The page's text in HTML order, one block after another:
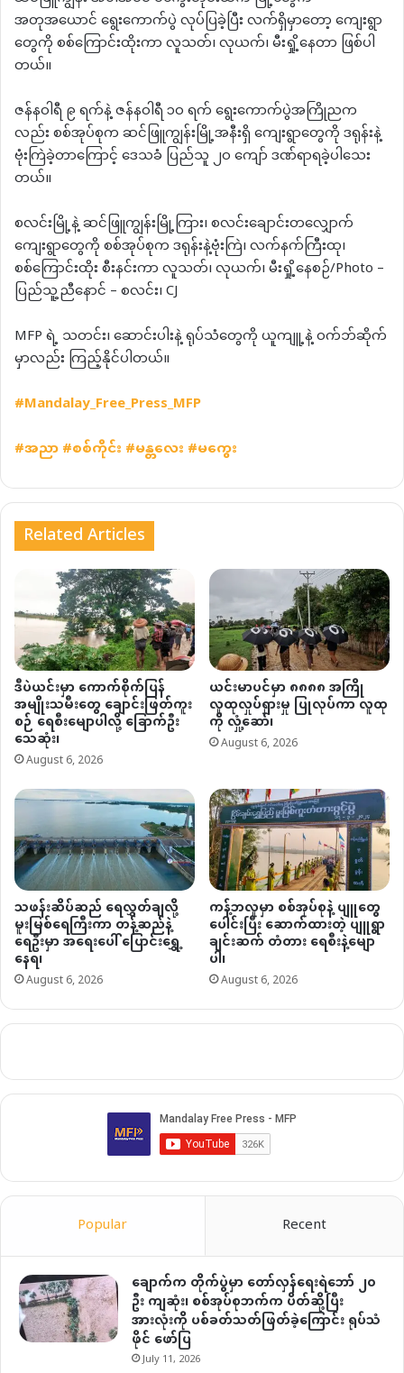
အတုအယောင် ရွေးကောက်ပွဲ လုပ်ပြခဲ့ပြီး လက်ရှိမှာတော့ ကျေးရွာ
တွေကို စစ်ကြောင်းထိုးကာ လူသတ်၊ လုယက်၊ မီးရှို့နေတာ ဖြစ်ပါ
တယ်။
ဇန်နဝါရီ ၉ ရက်နဲ့ ဇန်နဝါရီ ၁၀ ရက် ရွေးကောက်ပွဲအကြိုညက
လည်း စစ်အုပ်စုက ဆင်ဖြူကျွန်းမြို့အနီးရှိ ကျေးရွာတွေကို ဒရုန်းနဲ့
ဗုံးကြဲခဲ့တာကြောင့် ဒေသခံ ပြည်သူ ၂၀ ကျော် ဒဏ်ရာရခဲ့ပါသေး
တယ်။
စလင်းမြို့နဲ့ ဆင်ဖြူကျွန်းမြို့ကြား၊ စလင်းချောင်းတလျှောက်
ကျေးရွာတွေကို စစ်အုပ်စုက ဒရုန်းနဲ့ဗုံးကြဲ၊ လက်နက်ကြီးထု၊
စစ်ကြောင်းထိုး စီးနင်းကာ လူသတ်၊ လုယက်၊ မီးရှို့နေစဉ်/Photo –
ပြည်သူ့ညီနောင် – စလင်း၊ CJ
MFP ရဲ့ သတင်း၊ ဆောင်းပါးနဲ့ ရုပ်သံတွေကို ယူကျူ့နဲ့ ဝက်ဘ်ဆိုက်
မှာလည်း ကြည့်နိုင်ပါတယ်။
#Mandalay_Free_Press_MFP
#အညာ#စစ်ကိုင်း#မန္တလေး#မကွေး
Related Articles
ဒီပဲယင်းမှာ ကောက်စိုက်ပြန်
အမျိုးသမီးတွေ ချောင်းဖြတ်ကူး
စဉ် ရေစီးမျောပါလို့ ခြောက်ဦး
သေဆုံး၊
August 6, 2026
ယင်းမာပင်မှာ ၈၈၈၈ အကြို
လူထုလှုပ်ရှားမှု ပြုလုပ်ကာ လူထု
ကို လှုံ့ဆော်၊
August 6, 2026
သဖန်းဆိပ်ဆည် ရေလွှတ်ချလို့
မူးမြစ်ရေကြီးကာ တန့်ဆည်နဲ့
ရေဦးမှာ အရေးပေါ် ပြောင်းရွှေ့
နေရ၊
August 6, 2026
ကန့်ဘလူမှာ စစ်အုပ်စုနဲ့ ပျူတွေ
ပေါင်းပြီး ဆောက်ထားတဲ့ ပျူရွာ
ချင်းဆက် တံတား ရေစီးနဲ့မျော
ပါ၊
August 6, 2026
Popular Recent
ချောက်က တိုက်ပွဲမှာ တော်လှန်ရေးရဲဘော် ၂၀
ဦး ကျဆုံး၊ စစ်အုပ်စုဘက်က ပိတ်ဆို့ပြီး
အားလုံးကို ပစ်ခတ်သတ်ဖြတ်ခဲ့ကြောင်း ရုပ်သံ
ဖိုင် ဖော်ပြ
July 11, 2026